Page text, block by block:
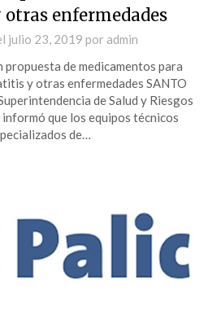
enfermedades
julio 23, 2019 por admin
propuesta de medicamentos para
y otras enfermedades SANTO
de Salud y Riesgos
que los equipos técnicos
de…